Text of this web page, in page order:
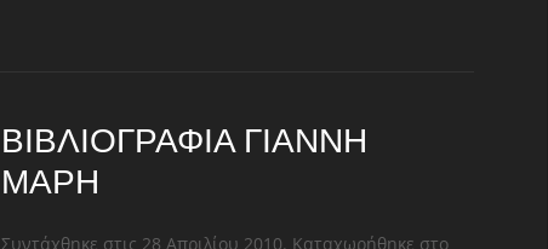
ΒΙΒΛΙΟΓΡΑΦΊΑ ΓΙΆΝΝΗ
ΜΑΡΉ
Συντάχθηκε στις 28 Απριλίου 2010. Καταχωρήθηκε στο